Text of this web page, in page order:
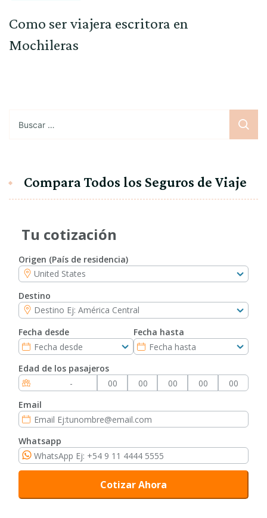
Como ser viajera escritora en
Mochileras
Compara Todos los Seguros de Viaje